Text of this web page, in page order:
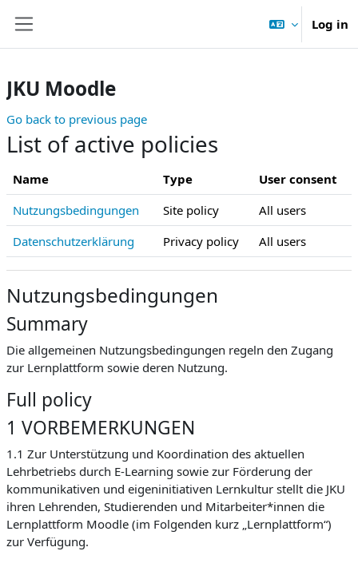
Log in
JKU Moodle
Go back to previous page
List of active policies
Name Type
User consent
Nutzungsbedingungen
Site policy
All users
Datenschutzerklärung
Privacy policy All users
Nutzungsbedingungen
Summary
Die allgemeinen Nutzungsbedingungen regeln den Zugang
zur Lernplattform sowie deren Nutzung.
Full policy
1 VORBEMERKUNGEN
1.1 Zur Unterstützung und Koordination des aktuellen
Lehrbetriebs durch E-Learning sowie zur Förderung der
kommunikativen und eigeninitiativen Lernkultur stellt die JKU
ihren Lehrenden, Studierenden und Mitarbeiter*innen die
Lernplattform Moodle (im Folgenden kurz „Lernplattform“)
zur Verfügung.